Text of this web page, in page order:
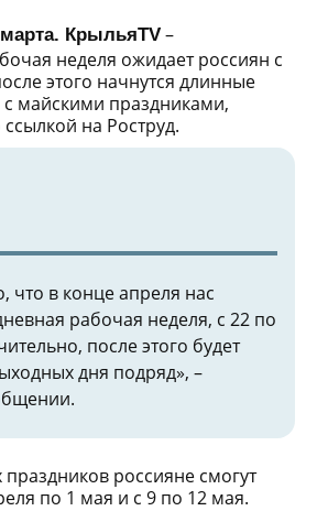
КрыльяTV –
неделя ожидает россиян с
этого начнутся длинные
майскими праздниками,
на Роструд.
что в конце апреля нас
рабочая неделя, с 22 по
после этого будет
дня подряд», –
россияне смогут
по 1 мая и с 9 по 12 мая.